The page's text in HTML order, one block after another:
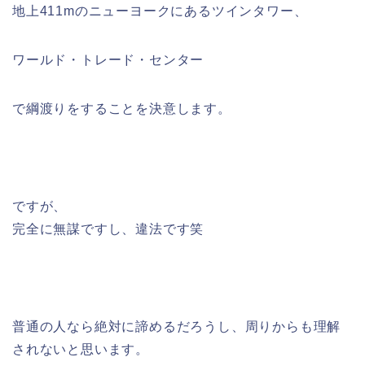
地上411mのニューヨークにあるツインタワー、
ワールド・トレード・センター
で綱渡りをすることを決意します。
ですが、
完全に無謀ですし、違法です笑
普通の人なら絶対に諦めるだろうし、周りからも理解
されないと思います。